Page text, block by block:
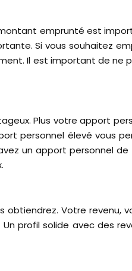
emprunté est
Si vous souhaitez
Il est important de ne
Plus votre apport
personnel élevé vous
un apport personnel de
Votre
profil solide avec des